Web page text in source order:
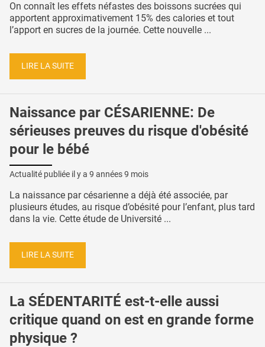
On connaît les effets néfastes des boissons sucrées qui
apportent approximativement 15% des calories et tout
l’apport en sucres de la journée. Cette nouvelle ...
LIRE LA SUITE
Naissance par CÉSARIENNE: De
sérieuses preuves du risque d'obésité
pour le bébé
Actualité publiée il y a 9 années 9 mois
La naissance par césarienne a déjà été associée, par
plusieurs études, au risque d’obésité pour l’enfant, plus tard
dans la vie. Cette étude de Université ...
LIRE LA SUITE
La SÉDENTARITÉ est-t-elle aussi
critique quand on est en grande forme
physique ?